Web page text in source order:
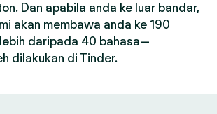
Dan apabila anda ke luar bandar,
akan membawa anda ke 190
daripada 40 bahasa—
dilakukan di Tinder.